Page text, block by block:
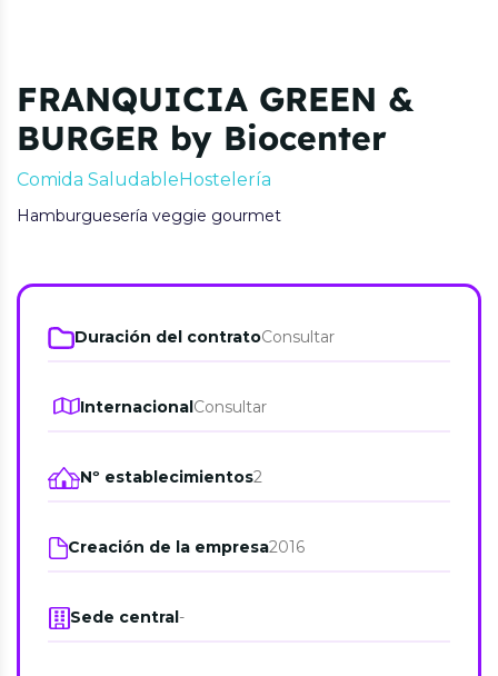
FRANQUICIA GREEN &
BURGER by Biocenter
Comida SaludableHostelería
Hamburguesería veggie gourmet
Duración del contratoConsultar
InternacionalConsultar
Nº establecimientos2
Creación de la empresa2016
Sede central-